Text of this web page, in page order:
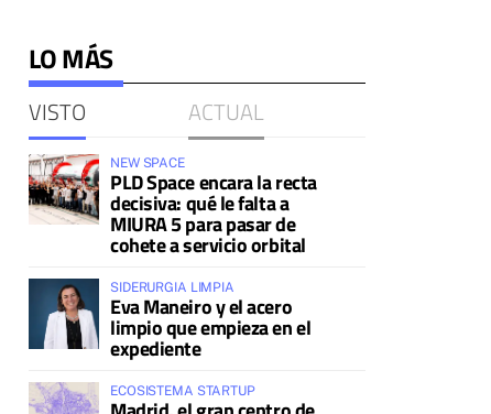
LO MÁS
VISTO ACTUAL
NEW SPACE
PLD Space encara la recta
decisiva: qué le falta a
MIURA 5 para pasar de
cohete a servicio orbital
SIDERURGIA LIMPIA
Eva Maneiro y el acero
limpio que empieza en el
expediente
ECOSISTEMA STARTUP